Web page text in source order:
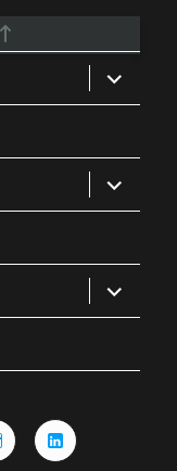
ouvrir
le
sous-
ouvrir
le
sous-
ouvrir
le
sous-